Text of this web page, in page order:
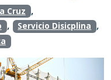
Cruz ,
, Servicio Disicplina ,